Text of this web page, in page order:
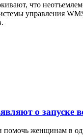
что
управления
о запуске
помочь женщинам в